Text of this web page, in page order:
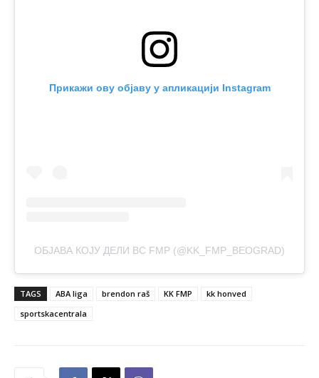
Прикажи ову објаву у апликацији Instagram
ОБЈАВА КОЈУ ДЕЛИ BC FMP (@KK_FMP_BEOGRAD)
TAGS ABA liga brendon raš KK FMP
kk honved
sportskacentrala